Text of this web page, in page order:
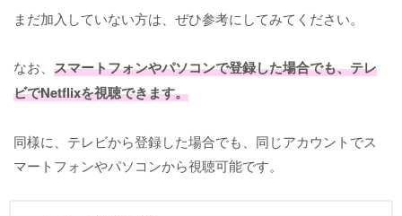
まだ加入していない方は、ぜひ参考にしてみてください。
なお、 スマートフォンやパソコンで登録した場合でも、テレ
ビでNetflixを視聴できます。
同様に、テレビから登録した場合でも、同じアカウントでス
マートフォンやパソコンから視聴可能です。